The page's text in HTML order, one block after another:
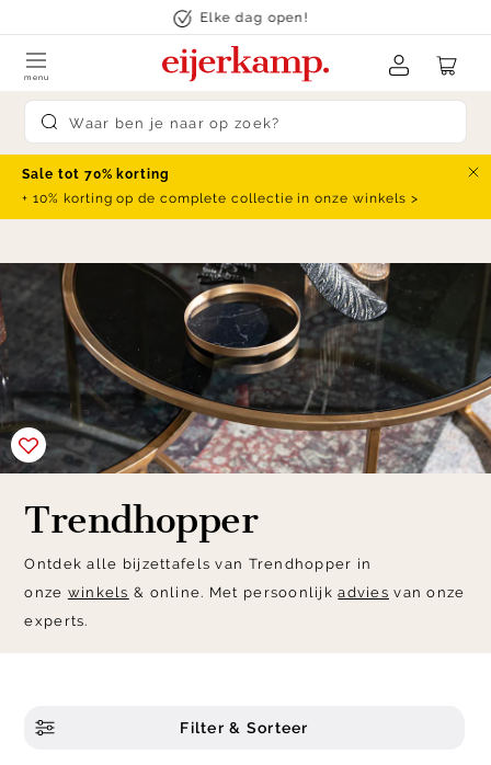
Elke dag open!
Submit search
menu
Sale tot 70% korting
+ 10% korting op de complete collectie in onze winkels >
Trendhopper
Ontdek alle bijzettafels van Trendhopper in
onze winkels & online. Met persoonlijkadvies van onze
experts.
Filter & Sorteer